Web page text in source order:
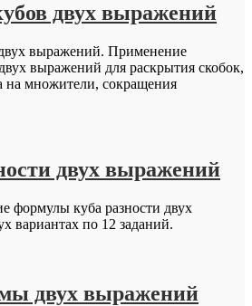
двух выражений
выражений. Применение
выражений для раскрытия скобок,
на множители, сокращения
двух выражений
формулы куба разности двух
вариантах по 12 заданий.
двух выражений